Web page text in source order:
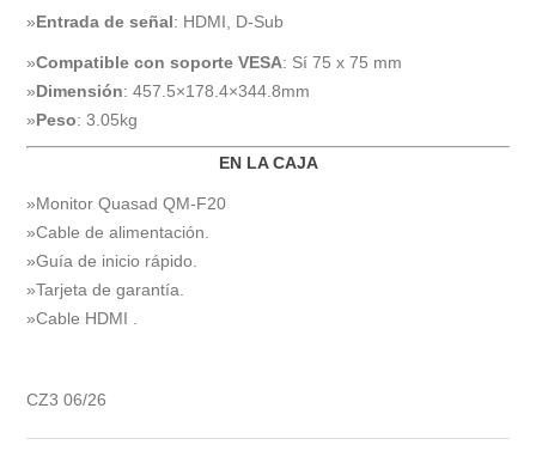
»Entrada de señal: HDMI, D-Sub
»Compatible con soporte VESA: Sí 75 x 75 mm
»Dimensión: 457.5×178.4×344.8mm
»Peso: 3.05kg
EN LA CAJA
»Monitor Quasad QM-F20
»Cable de alimentación.
»Guía de inicio rápido.
»Tarjeta de garantía.
»Cable HDMI .
CZ3 06/26